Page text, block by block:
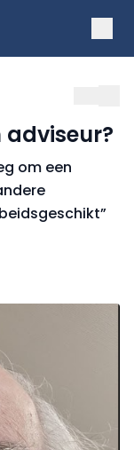
adviseur?
om een